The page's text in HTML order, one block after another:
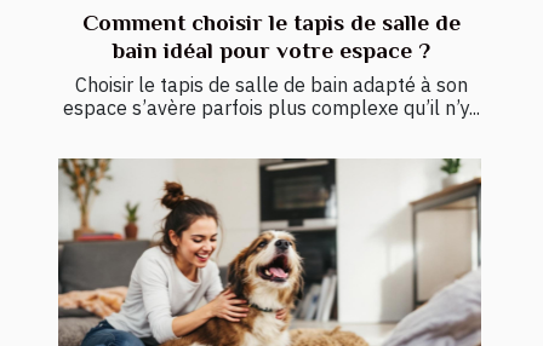
Comment choisir le tapis de salle de
bain idéal pour votre espace ?
Choisir le tapis de salle de bain adapté à son
espace s’avère parfois plus complexe qu’il n’y...